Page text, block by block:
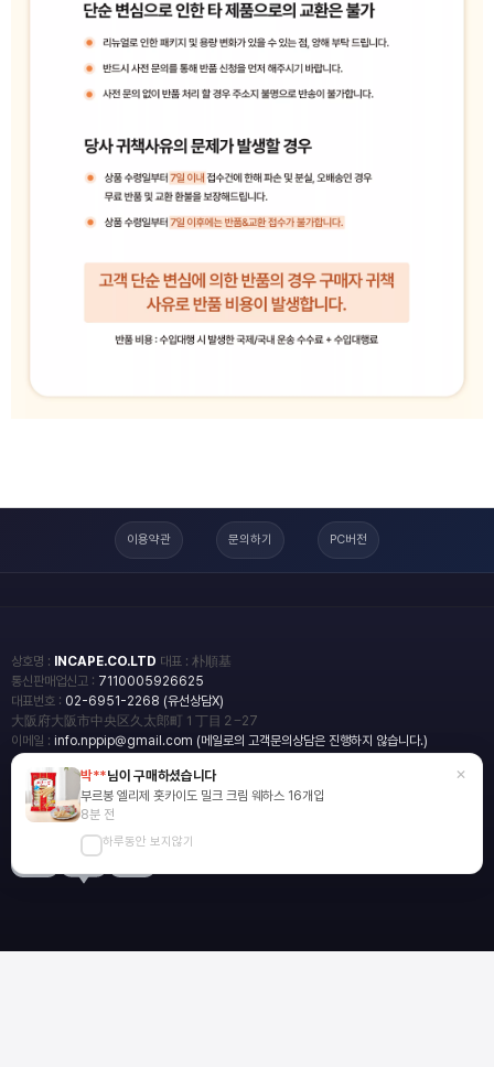
이용약관 문의하기 PC버전
상호명 : INCAPE.CO.LTD 대표 : 朴順基
통신판매업신고 : 7110005926625
대표번호 : 02-6951-2268 (유선상담X)
大阪府大阪市中央区久太郎町１丁目２−27
이메일 : info.nppip@gmail.com (메일로의 고객문의상담은 진행하지 않습니다.)
copyright
일본직구쇼핑몰 엔핍
2018 All rights reserved.
blog
박**님이 구매하셨습니다
부르봉 엘리제 홋카이도 밀크 크림 웨하스 16개입
8분 전
하루동안 보지않기
×